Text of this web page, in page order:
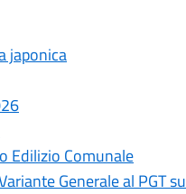
japonica
Edilizio Comunale
Generale al PGT